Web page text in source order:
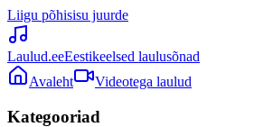
Liigu põhisisu juurde
Laulud.eeEestikeelsed laulusõnad
Avaleht
Videotega laulud
Kategooriad